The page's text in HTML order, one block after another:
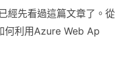
經先看過這篇文章了。從
何利用Azure Web Ap